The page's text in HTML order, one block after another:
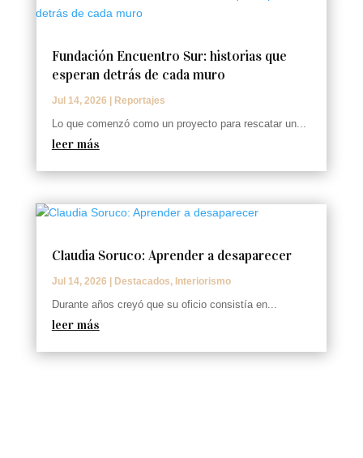
Fundación Encuentro Sur: historias que
esperan detrás de cada muro
Jul 14, 2026 Reportajes
Lo que comenzó como un proyecto para rescatar un...
leer más
Claudia Soruco: Aprender a desaparecer
Jul 14, 2026 Destacados, Interiorismo
Durante años creyó que su oficio consistía en...
leer más